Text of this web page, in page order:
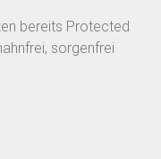
bereits Protected
sorgenfrei